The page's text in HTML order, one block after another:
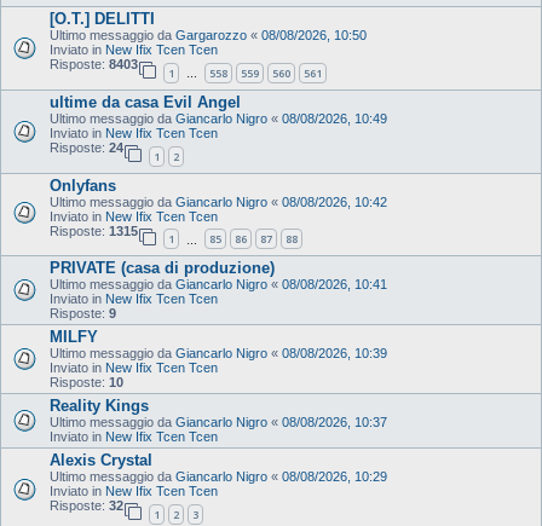
[O.T.] DELITTI
Ultimo messaggio da Gargarozzo « 08/08/2026, 10:50
Inviato in New Ifix Tcen Tcen
Risposte: 8403
1 … 558 559 560 561
ultime da casa Evil Angel
Ultimo messaggio da Giancarlo Nigro « 08/08/2026, 10:49
Inviato in New Ifix Tcen Tcen
Risposte: 24
1 2
Onlyfans
Ultimo messaggio da Giancarlo Nigro « 08/08/2026, 10:42
Inviato in New Ifix Tcen Tcen
Risposte: 1315
1 85 86 87 88
PRIVATE (casa di produzione)
Ultimo messaggio da Giancarlo Nigro « 08/08/2026, 10:41
Inviato in New Ifix Tcen Tcen
Risposte: 9
MILFY
Ultimo messaggio da Giancarlo Nigro « 08/08/2026, 10:39
Inviato in New Ifix Tcen Tcen
Risposte: 10
Reality Kings
Ultimo messaggio da Giancarlo Nigro « 08/08/2026, 10:37
Inviato in New Ifix Tcen Tcen
Alexis Crystal
Ultimo messaggio da Giancarlo Nigro « 08/08/2026, 10:29
Inviato in New Ifix Tcen Tcen
Risposte: 32
1 2 3